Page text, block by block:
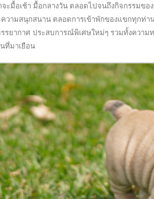
จะมื้อเช้า มื้อกลางวัน ตลอดไปจนถึงกิจกรรมของ
วามสนุกสนาน ตลอดการเข้าพักของแขกทุกท่
รยากาศ ประสบการณ์พิเศษใหม่ๆ รวมทั้งควา
ที่มาเยือน